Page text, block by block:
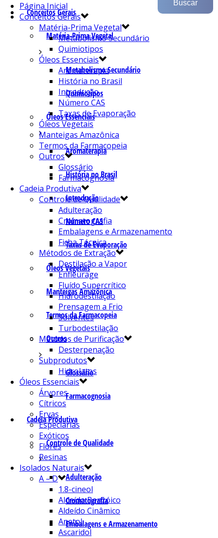
Conceitos Gerais
Matéria-Prima Vegetal
Metabolismo Secundário
Quimiotipos
Óleos Essenciais
Aromaterapia
História no Brasil
Introdução
Número CAS
Taxas de Evaporação
Óleos Vegetais
Manteigas Amazônica
Termos da Farmacopeia
Outros
Glossário
Farmacognosia
Cadeia Produtiva
Controle de Qualidade
Adulteração
Cromatografia
Embalagens e Armazenamento
Página Inicial
Conceitos Gerais
Matéria-Prima Vegetal
Metabolismo Secundário
Quimiotipos
Óleos Essenciais
Aromaterapia
História no Brasil
Introdução
Número CAS
Taxas de Evaporação
Óleos Vegetais
Manteigas Amazônica
Termos da Farmacopeia
Outros
Glossário
Farmacognosia
Cadeia Produtiva
Controle de Qualidade
Adulteração
Cromatografia
Embalagens e Armazenamento
Ficha Técnica
Métodos de Extração
Destilação a Vapor
Enfleurage
Fluído Supercrítico
Hidrodestilação
Prensagem a Frio
Solventes
Turbodestilação
Métodos de Purificação
Desterpenação
Subprodutos
Hidrolatos
Óleos Essenciais
Árvores
Cítricos
Ervas
Especiarias
Exóticos
Flores
Resinas
Isolados Naturais
A – D
1.8-cineol
Aldeído Benzóico
Aldeído Cinâmico
Anetol
Ascaridol